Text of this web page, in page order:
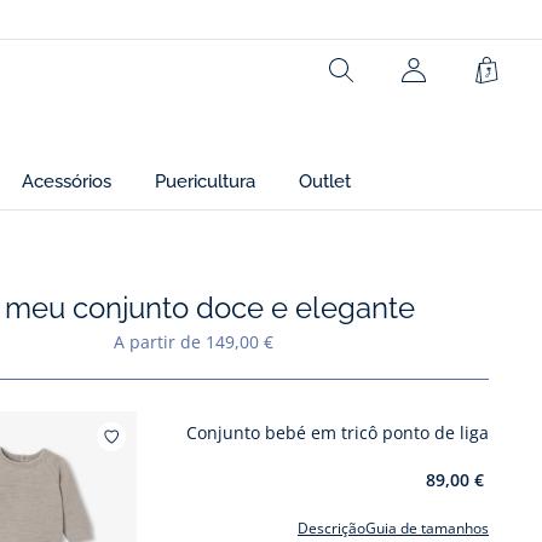
Rechercher Cesto
Acessórios Puericultura Outlet
Adicionar aos meus favoritos : O meu conjunto doce e elegante
meu conjunto doce e elegante
A partir de 149,00 €
Adicionar aos meus favoritos :
Conjunto bebé em tricô ponto de liga
89,00 €
Descrição Guia de tamanhos